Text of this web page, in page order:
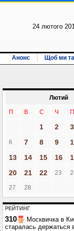
24 лютого
Анонс Щоб ми
Лютий
П В С Ч П
1 2 3
6 7 8 9
13
14 15 16
20
21 22 23
27 28
РЕЙТИНГ
310
Москвичка в
старалась держаться